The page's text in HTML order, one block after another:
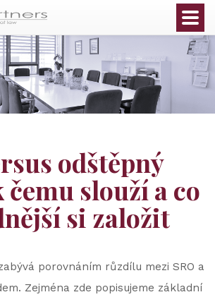
odštěpný
čemu slouží a co
si založit
porovnáním růzdílu mezi SRO a
Zejména zde popisujeme základní